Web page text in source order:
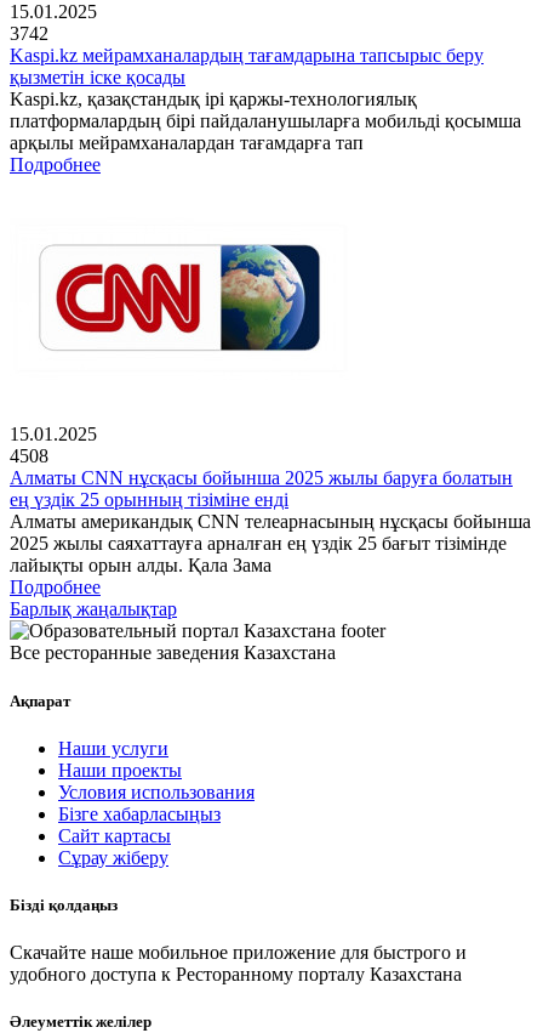
15.01.2025
3742
Kaspi.kz мейрамханалардың тағамдарына тапсырыс беру
қызметін іске қосады
Kaspi.kz, қазақстандық ірі қаржы-технологиялық
платформалардың бірі пайдаланушыларға мобильді қосымша
арқылы мейрамханалардан тағамдарға тап
Подробнее
15.01.2025
4508
Алматы CNN нұсқасы бойынша 2025 жылы баруға болатын
ең үздік 25 орынның тізіміне енді
Алматы американдық CNN телеарнасының нұсқасы бойынша
2025 жылы саяхаттауға арналған ең үздік 25 бағыт тізімінде
лайықты орын алды. Қала Зама
Подробнее
Барлық жаңалықтар
Все ресторанные заведения Казахстана
Ақпарат
Наши услуги
Наши проекты
Условия использования
Бізге хабарласыңыз
Сайт картасы
Сұрау жіберу
Бізді қолдаңыз
Скачайте наше мобильное приложение для быстрого и
удобного доступа к Ресторанному порталу Казахстана
Әлеуметтік желілер